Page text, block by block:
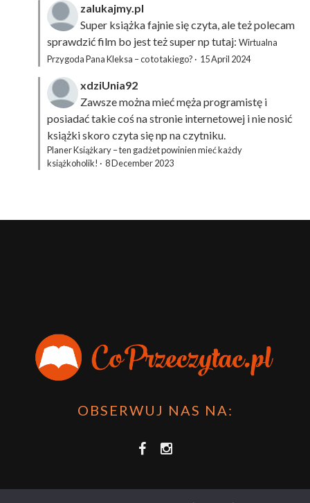
zalukajmy.pl
Super książka fajnie się czyta, ale też polecam
sprawdzić film bo jest też super np tutaj: Wirtualna
Przygoda Pana Kleksa – co to takiego? · 15 April 2024
xdziUnia92
Zawsze można mieć męża programistę i
posiadać takie coś na stronie internetowej i nie nosić
książki skoro czyta się np na czytniku.
Planer Książkary – ten gadżet powinien mieć każdy
książkoholik! · 8 December 2023
OBSERWUJ NAS NA: